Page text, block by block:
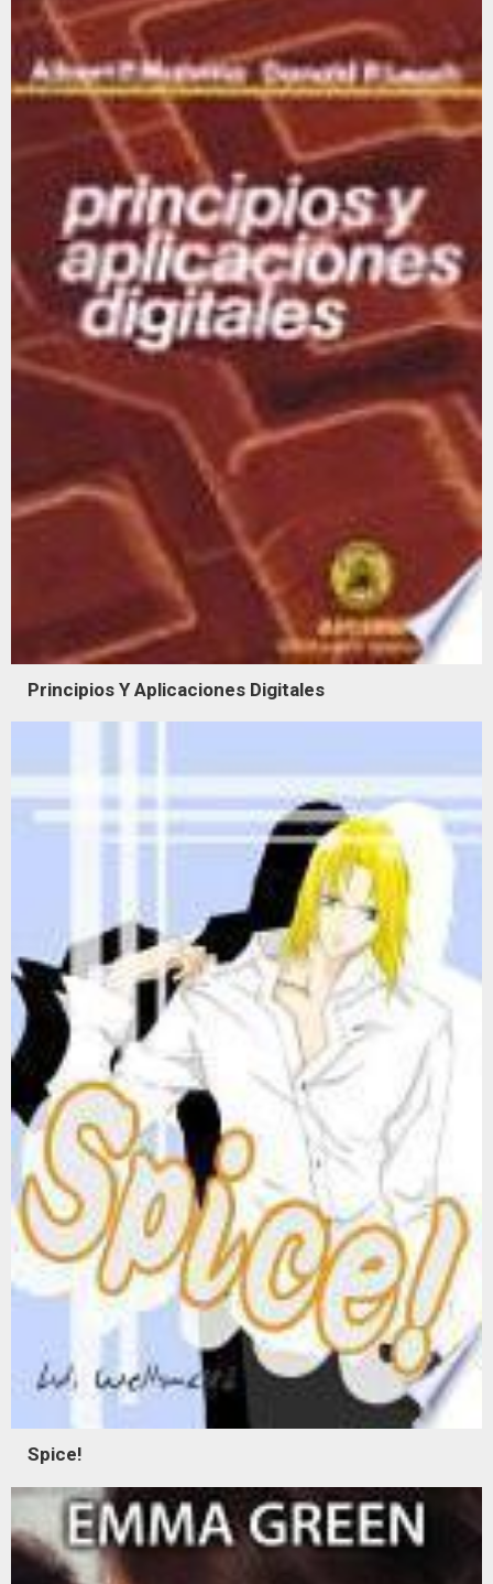
Principios Y Aplicaciones Digitales
Spice!